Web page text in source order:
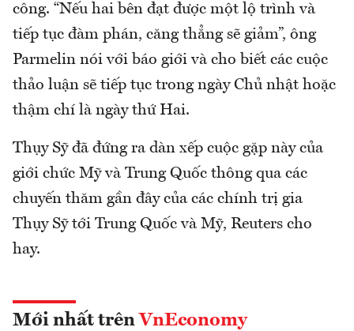
công. “Nếu hai bên đạt được một lộ trình và
tiếp tục đàm phán, căng thẳng sẽ giảm”, ông
Parmelin nói với báo giới và cho biết các cuộc
thảo luận sẽ tiếp tục trong ngày Chủ nhật hoặc
thậm chí là ngày thứ Hai.
Thụy Sỹ đã đứng ra dàn xếp cuộc gặp này của
giới chức Mỹ và Trung Quốc thông qua các
chuyến thăm gần đây của các chính trị gia
Thụy Sỹ tới Trung Quốc và Mỹ, Reuters cho
hay.
Mới nhất trên VnEconomy